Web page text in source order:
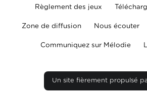
Règlement des jeux
Zone de diffusion Nous écouter
Communiquez sur Mélodie
Un site fièrement propulsé